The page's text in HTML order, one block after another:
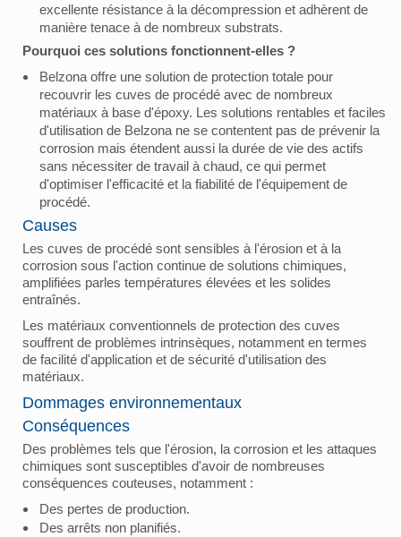
excellente résistance à la décompression et adhèrent de
manière tenace à de nombreux substrats.
Pourquoi ces solutions fonctionnent-elles ?
Belzona offre une solution de protection totale pour
recouvrir les cuves de procédé avec de nombreux
matériaux à base d'époxy. Les solutions rentables et faciles
d'utilisation de Belzona ne se contentent pas de prévenir la
corrosion mais étendent aussi la durée de vie des actifs
sans nécessiter de travail à chaud, ce qui permet
d'optimiser l'efficacité et la fiabilité de l'équipement de
procédé.
Causes
Les cuves de procédé sont sensibles à l'érosion et à la
corrosion sous l'action continue de solutions chimiques,
amplifiées parles températures élevées et les solides
entraînés.
Les matériaux conventionnels de protection des cuves
souffrent de problèmes intrinsèques, notamment en termes
de facilité d'application et de sécurité d'utilisation des
matériaux.
Dommages environnementaux
Conséquences
Des problèmes tels que l'érosion, la corrosion et les attaques
chimiques sont susceptibles d'avoir de nombreuses
conséquences couteuses, notamment :
Des pertes de production.
Des arrêts non planifiés.